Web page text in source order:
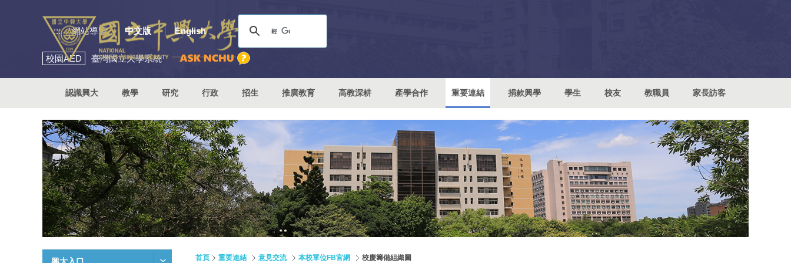
::: 網站導覽 中文版 English
校園AED 臺灣國立大學系統
認識興大 教學 研究 行政 招生 推廣教育 高教深耕 產學合作 重要連結 捐款興學 學生 校友 教職員 家長訪客
首頁 重要連結 意見交流 本校單位FB官網 校慶籌備組織圖